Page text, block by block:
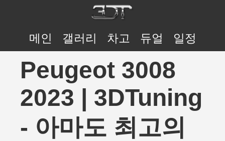
메인 갤러리 차고 듀얼 일정
Peugeot 3008
2023 | 3DTuning
- 아마도 최고의